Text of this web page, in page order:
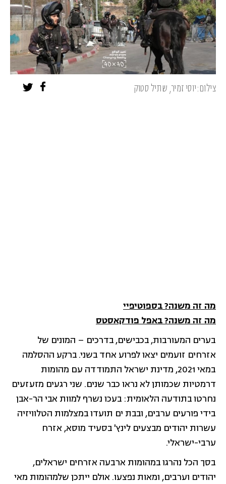
צילום:יוסי זמיר, שתיל סטוק
מה זה משנה? בספוטיפיי
מה זה משנה? באפל פודקאסטס
בערים המעורבות, בכבישים, בדרכים – המונים של
אזרחים זועמים יצאו לפרוע אחד בשני. ברקע ההסלמה
במאי 2021, מדינת ישראל התמודדה עם מהומות
דרמטיות שכמותן לא נראו כבר שנים. שני רגעים מזעזעים
נחרטו בתודעה הלאומית: בעכו נשרף למוות אבי הר-אבן
בידי פורעים ערבים, ובבת ים תועדו במצלמות הטלוויזיה
עשרות יהודים מבצעים לינץ' בסעיד מוסא, אזרח
ערבי-ישראלי.
בסך הכל נהרגו במהומות ארבעה אזרחים ישראלים,
יהודים וערבים, ומאות נפצעו. אולם ייתכן שלמהומות מאי